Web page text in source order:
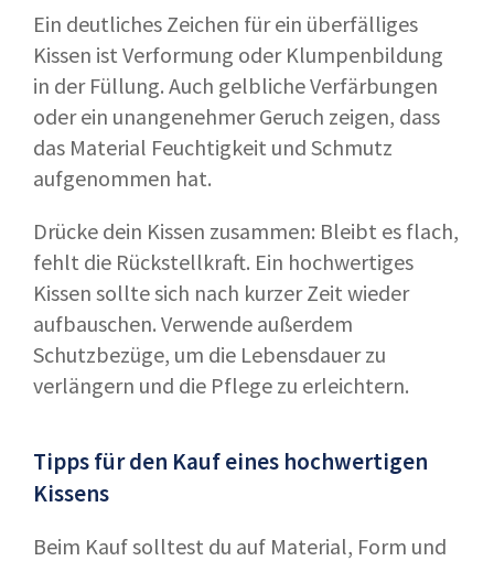
Ein deutliches Zeichen für ein überfälliges
Kissen ist Verformung oder Klumpenbildung
in der Füllung. Auch gelbliche Verfärbungen
oder ein unangenehmer Geruch zeigen, dass
das Material Feuchtigkeit und Schmutz
aufgenommen hat.
Drücke dein Kissen zusammen: Bleibt es flach,
fehlt die Rückstellkraft. Ein hochwertiges
Kissen sollte sich nach kurzer Zeit wieder
aufbauschen. Verwende außerdem
Schutzbezüge, um die Lebensdauer zu
verlängern und die Pflege zu erleichtern.
Tipps für den Kauf eines hochwertigen
Kissens
Beim Kauf solltest du auf Material, Form und